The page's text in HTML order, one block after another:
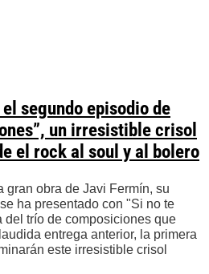
segundo episodio de
un irresistible crisol
el rock al soul y al bolero
gran obra de Javi Fermín, su
ha presentado con "Si no te
del trío de composiciones que
entrega anterior, la primera
este irresistible crisol